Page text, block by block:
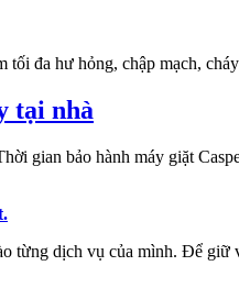
đa hư hỏng, chập mạch,
tại nhà
gian bảo hành máy giặt
từng dịch vụ của mình. Để